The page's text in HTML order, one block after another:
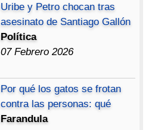
Uribe y Petro chocan tras
asesinato de Santiago Gallón
Política
07 Febrero 2026
Por qué los gatos se frotan
contra las personas: qué
Farandula